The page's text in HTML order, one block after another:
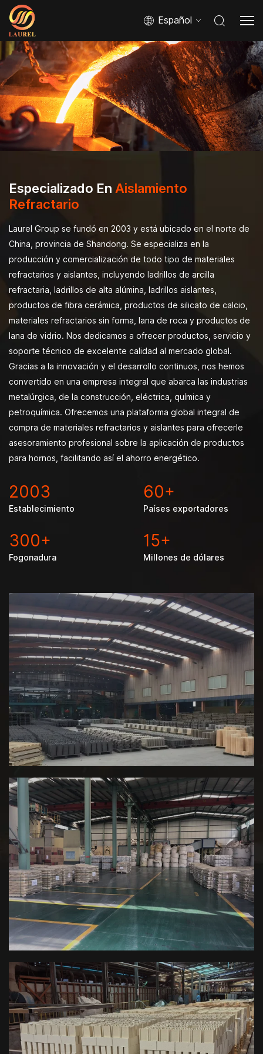
Español
Especializado EnAislamiento
Refractario
Laurel Group se fundó en 2003 y está ubicado en el norte de
China, provincia de Shandong. Se especializa en la
producción y comercialización de todo tipo de materiales
refractarios y aislantes, incluyendo ladrillos de arcilla
refractaria, ladrillos de alta alúmina, ladrillos aislantes,
productos de fibra cerámica, productos de silicato de calcio,
materiales refractarios sin forma, lana de roca y productos de
lana de vidrio. Nos dedicamos a ofrecer productos, servicio y
soporte técnico de excelente calidad al mercado global.
Gracias a la innovación y el desarrollo continuos, nos hemos
convertido en una empresa integral que abarca las industrias
metalúrgica, de la construcción, eléctrica, química y
petroquímica. Ofrecemos una plataforma global integral de
compra de materiales refractarios y aislantes para ofrecerle
asesoramiento profesional sobre la aplicación de productos
para hornos, facilitando así el ahorro energético.
2003
Establecimiento
60+
Países exportadores
300+
Fogonadura
15+
Millones de dólares